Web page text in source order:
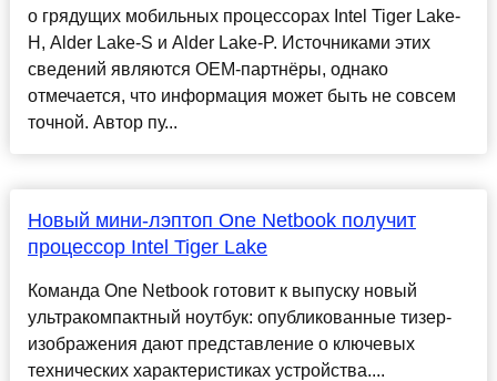
о грядущих мобильных процессорах Intel Tiger Lake-
H, Alder Lake-S и Alder Lake-P. Источниками этих
сведений являются OEM-партнёры, однако
отмечается, что информация может быть не совсем
точной. Автор пу...
Новый мини-лэптоп One Netbook получит
процессор Intel Tiger Lake
Команда One Netbook готовит к выпуску новый
ультракомпактный ноутбук: опубликованные тизер-
изображения дают представление о ключевых
технических характеристиках устройства....